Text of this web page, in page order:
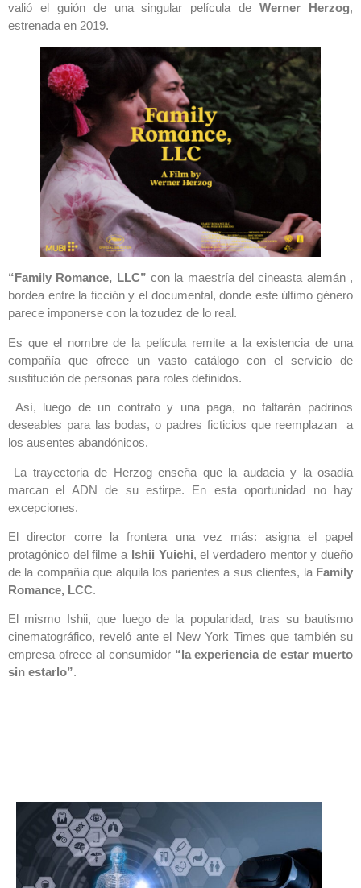
valió el guión de una singular película deWerner Herzog,
estrenada en 2019.
“Family Romance, LLC” con la maestría del cineasta alemán ,
bordea entre la ficción y el documental, donde este último género
parece imponerse con la tozudez de lo real.
Es que el nombre de la película remite a la existencia de una
compañía que ofrece un vasto catálogo con el servicio de
sustitución de personas para roles definidos.
Así, luego de un contrato y una paga, no faltarán padrinos
deseables para las bodas, o padres ficticios que reemplazan a
los ausentes abandónicos.
La trayectoria de Herzog enseña que la audacia y la osadía
marcan el ADN de su estirpe. En esta oportunidad no hay
excepciones.
El director corre la frontera una vez más: asigna el papel
protagónico del filme a Ishii Yuichi, el verdadero mentor y dueño
de la compañía que alquila los parientes a sus clientes, la Family
Romance, LCC.
El mismo Ishii, que luego de la popularidad, tras su bautismo
cinematográfico, reveló ante el New York Times que también su
empresa ofrece al consumidor “la experiencia de estar muerto
sin estarlo”.